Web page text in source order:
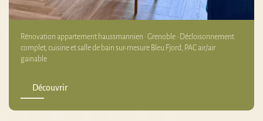
Rénovation appartement haussmannien · Grenoble · Décloisonnement
complet, cuisine et salle de bain sur-mesure Bleu Fjord, PAC air/air
gainable
Découvrir